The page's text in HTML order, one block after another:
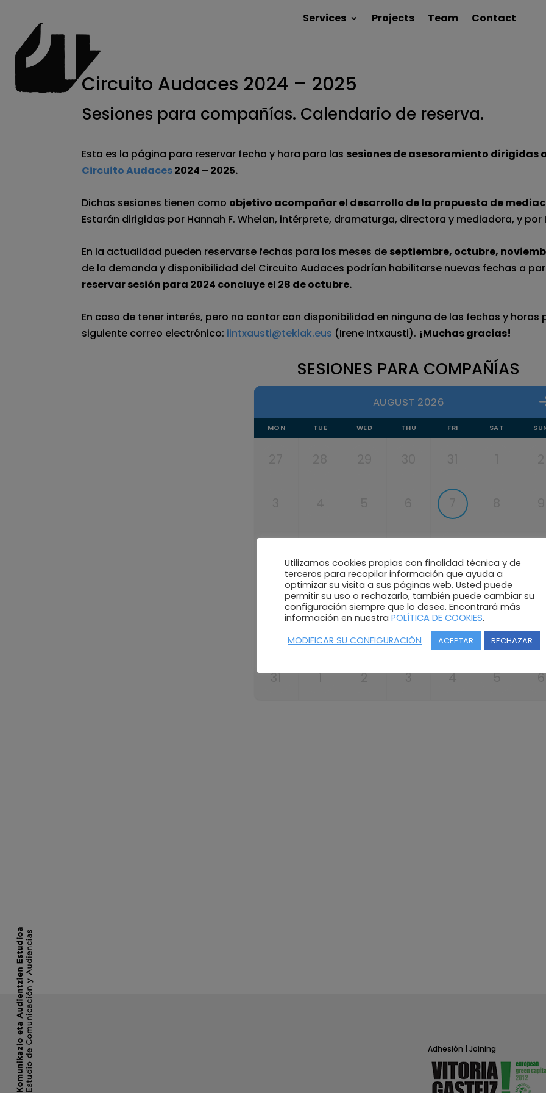
Services Projects Team Contact
Circuito Audaces 2024 – 2025
Sesiones para compañías. Calendario de reserva.
Esta es la página para reservar fecha y hora para las sesiones de asesoramiento dirigidas
Circuito Audaces2024 – 2025.
Dichas sesiones tienen como objetivo acompañar el desarrollo de la propuesta de
Estarán dirigidas por Hannah F. Whelan, intérprete, dramaturga, directora y mediadora, y por
En la actualidad pueden reservarse fechas para los meses de septiembre, octubre,
de la demanda y disponibilidad del Circuito Audaces podrían habilitarse nuevas fechas a
reservar sesión para 2024 concluye el 28 de octubre.
En caso de tener interés, pero no contar con disponibilidad en ninguna de las fechas y
siguiente correo electrónico: iintxausti@teklak.eus (Irene Intxausti). ¡Muchas gracias!
SESIONES PARA COMPAÑÍAS
AUGUST 2026
MON TUE WED THU FRI SAT
18 19 20 21 22
25 26 27 28 29 30
31 1 2 3 4 5 6
Adhesión | Joining
Utilizamos cookies propias con finalidad técnica y de
terceros para recopilar información que ayuda a
optimizar su visita a sus páginas web. Usted puede
permitir su uso o rechazarlo, también puede cambiar su
configuración siempre que lo desee. Encontrará más
información en nuestra POLÍTICA DE COOKIES.
MODIFICAR SU CONFIGURACIÓN
ACEPTAR RECHAZAR